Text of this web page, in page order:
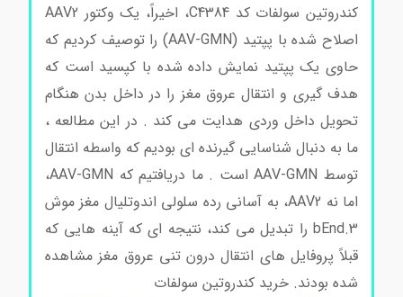
کندروتین سولفات کد C4384، اخیراً، یک وکتور AAV2
اصلاح شده با پپتید (AAV-GMN) را توصیف کردیم که
حاوی یک پپتید نمایش داده شده با کپسید است که
هدف گیری و انتقال عروق مغز را در داخل بدن هنگام
تحویل داخل وردی هدایت می کند . در این مطالعه ،
ما به دنبال شناسایی گیرنده ای بودیم که واسطه انتقال
توسط AAV-GMN است . ما دریافتیم که AAV-GMN،
اما نه AAV2، به آسانی رده سلولی اندوتلیال مغز موش
bEnd.3 را تبدیل می کند، نتیجه ای که آینه هایی که
قبلاً پروفایل های انتقال درون تنی عروق مغز مشاهده
شده بودند. خرید کندروتین سولفات